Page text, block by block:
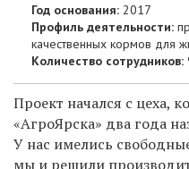
Год основания: 2017
Профиль деятельности:
качественных кормов для
Количество сотрудников:
Проект начался с цеха,
«АгроЯрска» два года
У нас имелись
мы и решили